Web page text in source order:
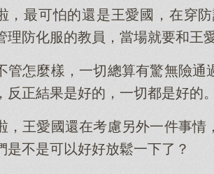
，最可怕的還是王愛國，在穿
理防化服的教員，當場就要和王
管怎麼樣，一切總算有驚無險
反正結果是好的，一切都是好的。
，王愛國還在考慮另外一件事
是不是可以好好放鬆一下了？